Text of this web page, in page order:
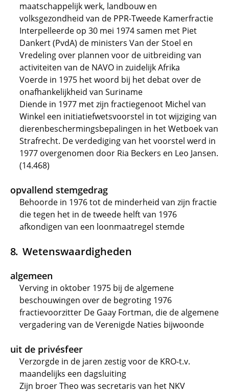
maatschappelijk werk, landbouw en
volksgezondheid van de PPR-Tweede Kamerfractie
Interpelleerde op 30 mei 1974 samen met Piet
Dankert (PvdA) de ministers Van der Stoel en
Vredeling over plannen voor de uitbreiding van
activiteiten van de NAVO in zuidelijk Afrika
Voerde in 1975 het woord bij het debat over de
onafhankelijkheid van Suriname
Diende in 1977 met zijn fractiegenoot Michel van
Winkel een initiatiefwetsvoorstel in tot wijziging van
dierenbeschermingsbepalingen in het Wetboek van
Strafrecht. De verdediging van het voorstel werd in
1977 overgenomen door Ria Beckers en Leo Jansen.
(14.468)
opvallend stemgedrag
Behoorde in 1976 tot de minderheid van zijn fractie
die tegen het in de tweede helft van 1976
afkondigen van een loonmaatregel stemde
Wetenswaardigheden
algemeen
Verving in oktober 1975 bij de algemene
beschouwingen over de begroting 1976
fractievoorzitter De Gaay Fortman, die de algemene
vergadering van de Verenigde Naties bijwoonde
uit de privésfeer
Verzorgde in de jaren zestig voor de KRO-t.v.
maandelijks een dagsluiting
Zijn broer Theo was secretaris van het NKV